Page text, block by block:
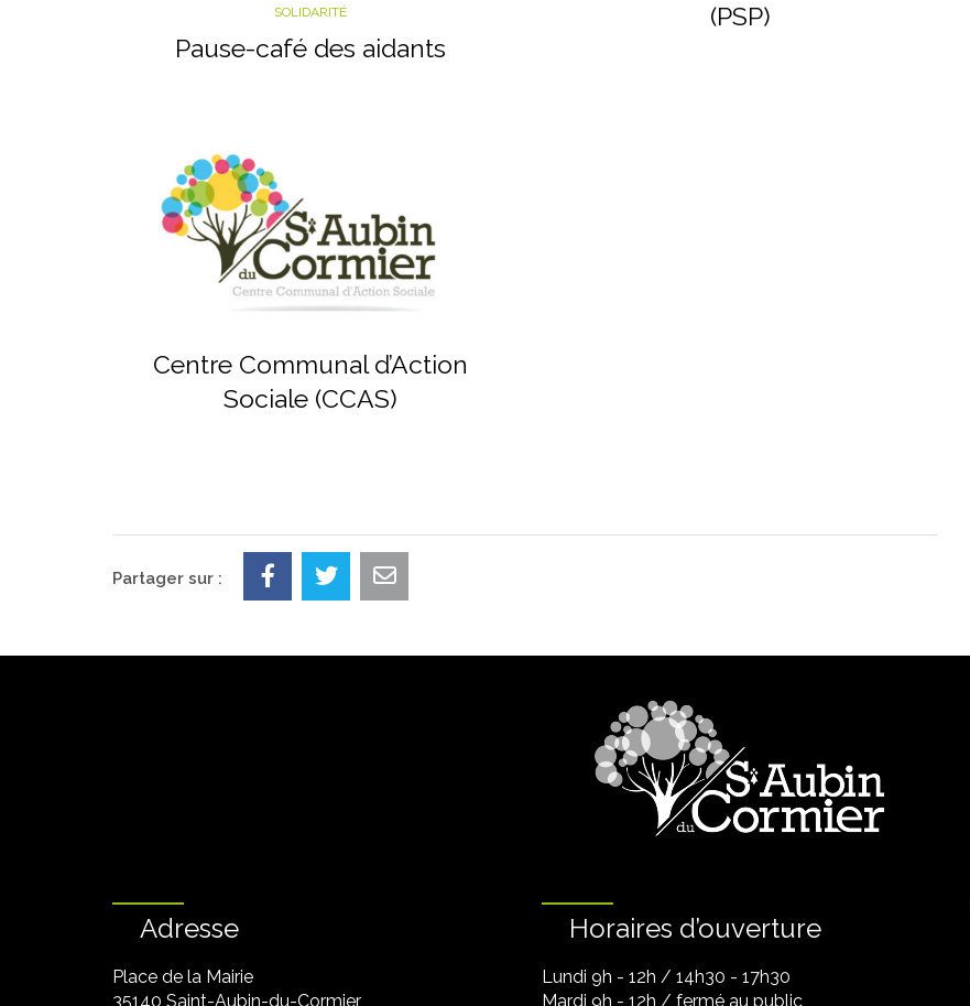
SOLIDARITÉ
Pause-café des aidants
(PSP)
Centre Communal d’Action
Sociale (CCAS)
Partager sur :
Adresse
Place de la Mairie
35140 Saint-Aubin-du-Cormier
Horaires d’ouverture
Lundi 9h - 12h / 14h30 - 17h30
Mardi 9h - 12h / fermé au public